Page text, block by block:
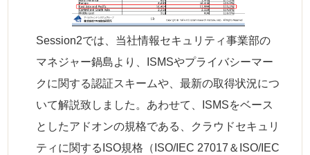
Session2では、当社情報セキュリティ事業部の
マネジャー鍋島より、ISMSやプライバシーマー
クに関する認証スキームや、最新の取得状況につ
いて解説致しました。あわせて、ISMSをベース
としたアドオンの規格である、クラウドセキュリ
ティに関するISO規格（ISO/IEC 27017＆ISO/IEC